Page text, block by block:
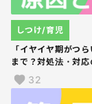
「イヤイヤ期がつ
まで？対処法・対応
しつけ/育児
32